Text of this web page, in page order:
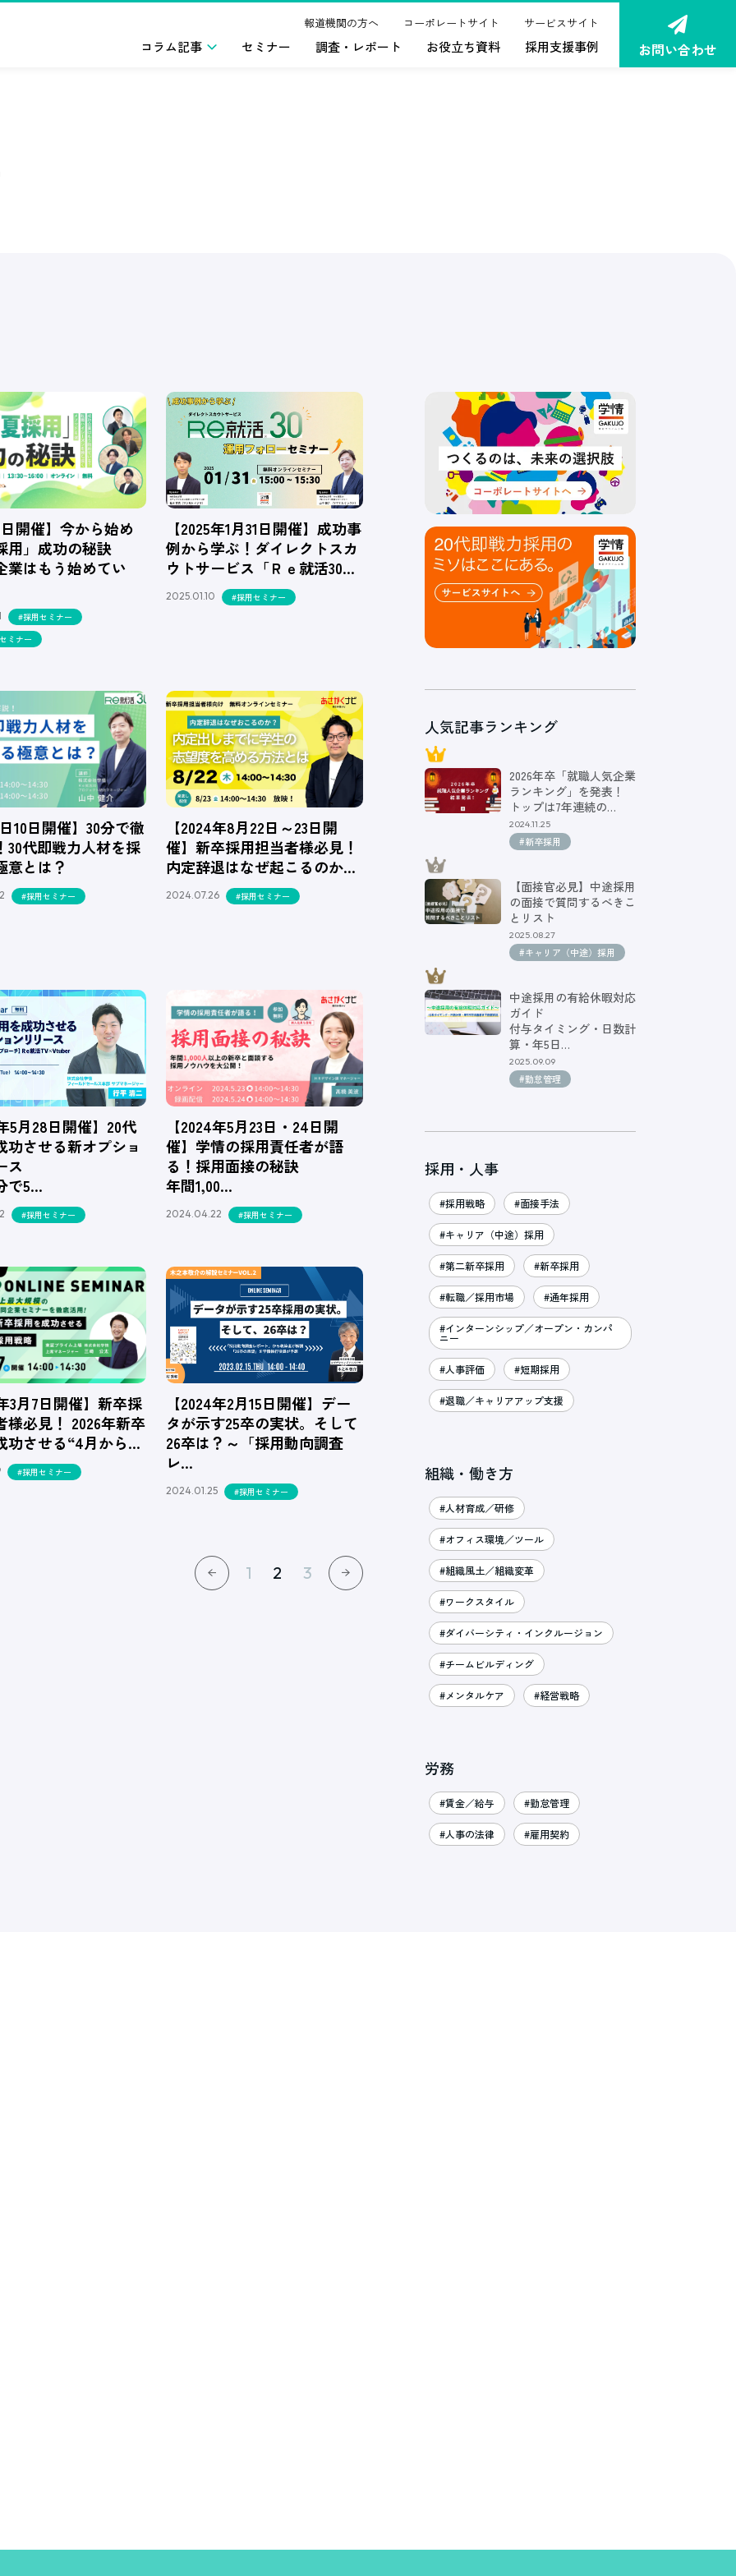
報道機関の方へ コーポレートサイト サービスサイト
コラム記事 セミナー 調査・レポート お役立ち資料 採用支援事例 お問い合わせ
日開催】今から始め
用」成功の秘訣
業はもう始めてい
#採用セミナー
ミナー
【2025年1月31日開催】成功事
例から学ぶ！ダイレクトスカ
ウトサービス「Ｒｅ就活30…
2025.01.10 #採用セミナー
日10日開催】30分で徹
30代即戦力人材を採
意とは？
#採用セミナー
【2024年8月22日～23日開
催】新卒採用担当者様必見！
内定辞退はなぜ起こるのか…
2024.07.26 #採用セミナー
5月28日開催】20代
功させる新オプショ
ス
で5…
#採用セミナー
【2024年5月23日・24日開
催】学情の採用責任者が語
る！採用面接の秘訣
年間1,00…
2024.04.22 #採用セミナー
3月7日開催】新卒採
様必見！ 2026年新卒
功させる“4月から…
#採用セミナー
【2024年2月15日開催】デー
タが示す25卒の実状。そして
26卒は？～「採用動向調査
レ…
2024.01.25 #採用セミナー
1 2 3
人気記事ランキング
2026年卒「就職人気企業
ランキング」を発表！
トップは7年連続の…
2024.11.25
#新卒採用
【面接官必見】中途採用
の面接で質問するべきこ
とリスト
2025.08.27
#キャリア（中途）採用
中途採用の有給休暇対応
ガイド
付与タイミング・日数計
算・年5日…
2025.09.09
#勤怠管理
採用・人事
#採用戦略 #面接手法
#キャリア（中途）採用
#第二新卒採用 #新卒採用
#転職／採用市場 #通年採用
#インターンシップ／オープン・カンパ
ニー
#人事評価 #短期採用
#退職／キャリアアップ支援
組織・働き方
#人材育成／研修
#オフィス環境／ツール
#組織風土／組織変革
#ワークスタイル
#ダイバーシティ・インクルージョン
#チームビルディング
#メンタルケア #経営戦略
労務
#賃金／給与 #勤怠管理
#人事の法律 #雇用契約